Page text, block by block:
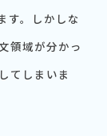
す。しかしな
領域が分かっ
てしまいま